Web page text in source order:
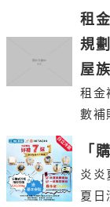
租
規
屋
租金
數補
「
炎炎
夏日